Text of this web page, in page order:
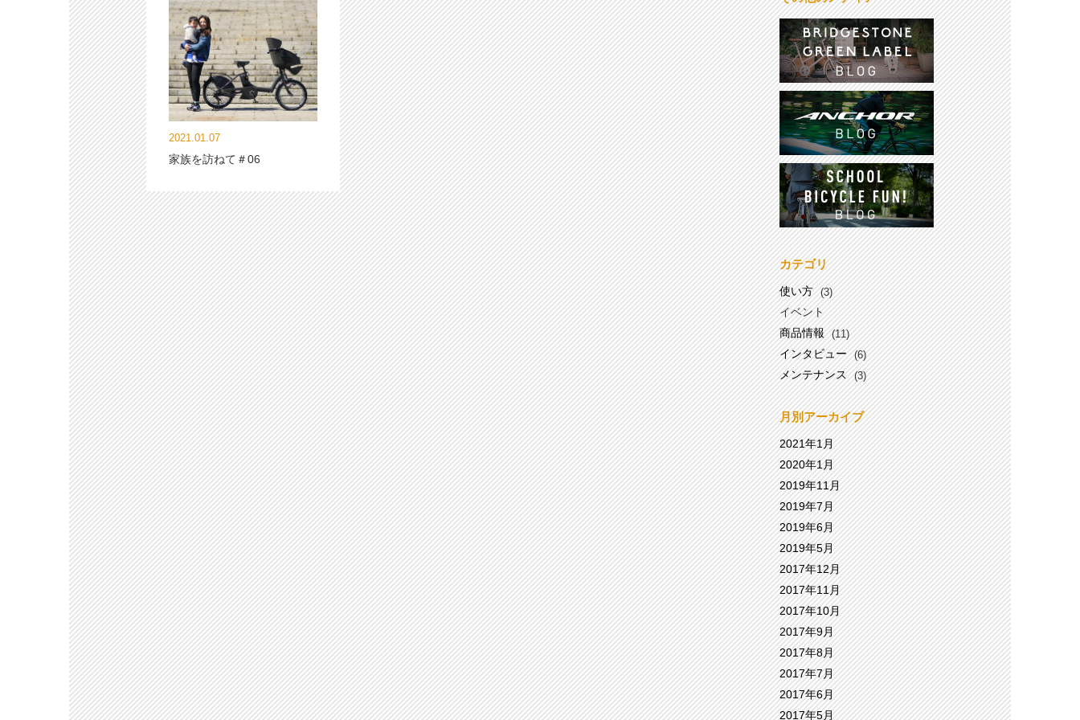
2021.01.07
家族を訪ねて＃06
カテゴリ
使い方 (3)
イベント
商品情報
(11)
インタビュー (6)
メンテナンス (3)
月別アーカイブ
2021年1月
2020年1月
2019年11月
2019年7月
2019年6月
2019年5月
2017年12月
2017年11月
2017年10月
2017年9月
2017年8月
2017年7月
2017年6月
2017年5月